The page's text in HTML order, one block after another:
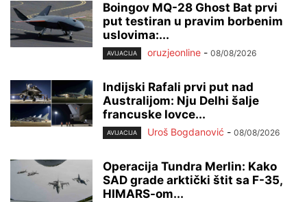
Boingov MQ-28 Ghost Bat prvi
put testiran u pravim borbenim
uslovima:...
AVIJACIJA oruzjeonline - 08/08/2026
Indijski Rafali prvi put nad
Australijom: Nju Delhi šalje
francuske lovce...
AVIJACIJA Uroš Bogdanović - 08/08/2026
Operacija Tundra Merlin: Kako
SAD grade arktički štit sa F-35,
HIMARS-om...